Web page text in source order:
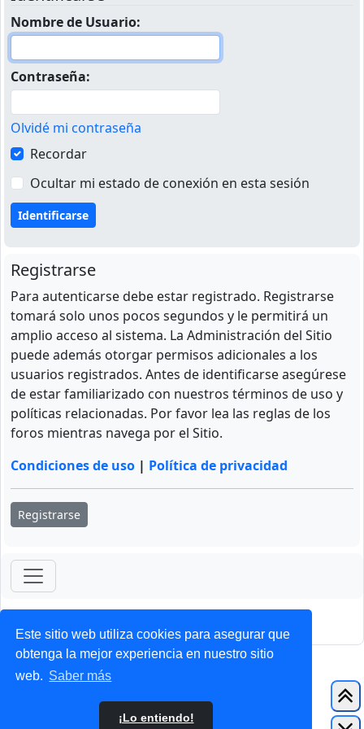
Este sitio web utiliza cookies para asegurar que
obtenga la mejor experiencia en nuestro sitio
web. Saber más
¡Lo entiendo!
Nombre de Usuario:
Contraseña:
Olvidé mi contraseña
Recordar
Ocultar mi estado de conexión en esta sesión
Registrarse
Para autenticarse debe estar registrado. Registrarse
tomará solo unos pocos segundos y le permitirá un
amplio acceso al sistema. La Administración del Sitio
puede además otorgar permisos adicionales a los
usuarios registrados. Antes de identificarse asegúrese
de estar familiarizado con nuestros términos de uso y
políticas relacionadas. Por favor lea las reglas de los
foros mientras navega por el Sitio.
Condiciones de uso | Política de privacidad
Registrarse
ForoClub 2025
Privacidad| Condiciones